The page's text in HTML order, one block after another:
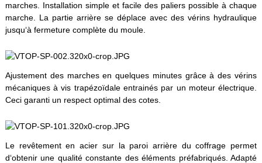
marches. Installation simple et facile des paliers possible à chaque
marche. La partie arrière se déplace avec des vérins hydraulique
jusqu‘à fermeture complète du moule.
Ajustement des marches en quelques minutes grâce à des vérins
mécaniques à vis trapézoïdale entrainés par un moteur électrique.
Ceci garanti un respect optimal des cotes.
Le revêtement en acier sur la paroi arrière du coffrage permet
d‘obtenir une qualité constante des éléments préfabriqués. Adapté